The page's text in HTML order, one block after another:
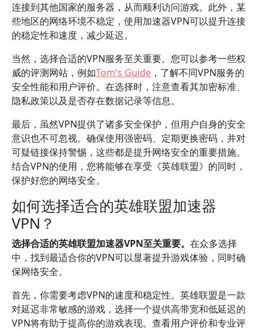
连接到其他国家的服务器，从而顺利访问游戏。此外，某
些地区的网络环境不稳定，使用加速器VPN可以提升连接
的稳定性和速度，减少延迟。
当然，选择合适的VPN服务至关重要。您可以参考一些权
威的评测网站，例如Tom's Guide ，了解不同VPN服务的
安全性能和用户评价。在选择时，注意查看其加密标准、
隐私政策以及是否存在数据记录等信息。
最后，虽然VPN提供了诸多安全保护，但用户自身的安全
意识也不可忽视。确保使用强密码、定期更换密码，并对
可疑链接保持警惕，这些都是提升网络安全的重要措施。
结合VPN的使用，您将能够在享受《英雄联盟》的同时，
保护好您的网络安全。
如何选择适合的英雄联盟加速器
VPN？
选择合适的英雄联盟加速器VPN至关重要。 在众多选择
中，找到最适合你的VPN可以显著提升游戏体验，同时确
保网络安全。
首先，你需要考虑VPN的速度和稳定性。英雄联盟是一款
对延迟非常敏感的游戏，选择一个提供高带宽和低延迟的
VPN将有助于提高你的游戏表现。查看用户评价和专业评